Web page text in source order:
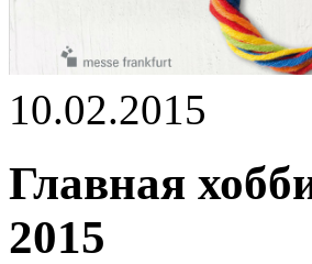
10.02.2015
Главная
2015